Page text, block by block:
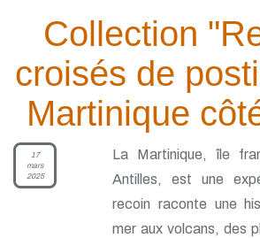
Collection
croisés de
Martinique
17
mars
2025
La Martinique, île
Antilles, est une
recoin raconte une
mer aux volcans, des